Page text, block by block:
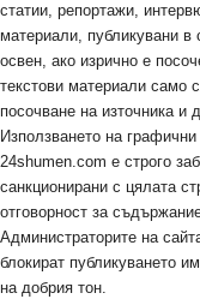
статии, репортажи,
материали, публикувани в
освен, ако изрично е
текстови материали само
посочване на източника и
Използването на
24shumen.com е строго
санкционирани с цялата
отговорност за
Администраторите на
блокират публикуването
на добрия тон.